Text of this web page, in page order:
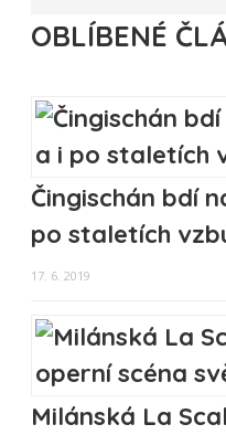
OBLÍBENÉ
Čingischán bdí
po staletích
17. 6. 2019
Milánská La